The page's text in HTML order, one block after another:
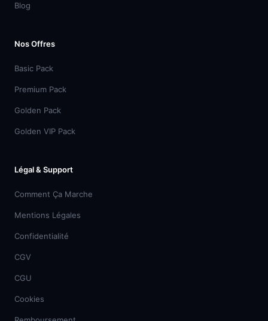
Blog
Nos Offres
Basic Pack
Premium Pack
Golden Pack
Golden VIP Pack
Légal & Support
Comment Ça Marche
Mentions Légales
Confidentialité
CGV
CGU
Cookies